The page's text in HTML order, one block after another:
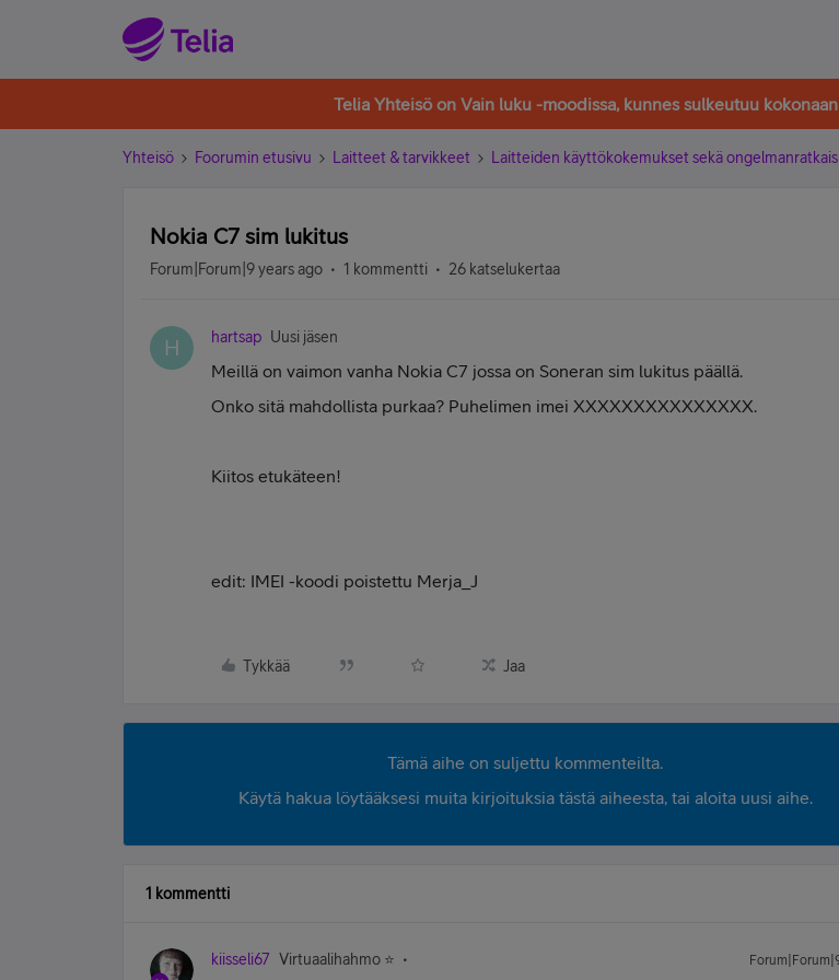
Telia Yhteisö on Vain luku -moodissa, kunnes sulkeutuu
Yhteisö Foorumin etusivu Laitteet & tarvikkeet Laitteiden käyttökokemukset sekä
Nokia C7 sim lukitus
Forum|Forum|9 years ago 1 kommentti 26 katselukertaa
H hartsap Uusi jäsen
Meillä on vaimon vanha Nokia C7 jossa on Soneran sim lukitus päällä.
Onko sitä mahdollista purkaa? Puhelimen imei XXXXXXXXXXXXXXX.
Kiitos etukäteen!
edit: IMEI -koodi poistettu Merja_J
Tykkää Jaa
Tämä aihe on suljettu kommenteilta.
Käytä hakua löytääksesi muita kirjoituksia tästä aiheesta, tai aloita uusi aihe.
1 kommentti
kiisseli67 Virtuaalihahmo ⭐️